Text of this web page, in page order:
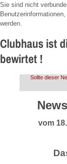
Sie sind nicht
werden.
Clubhaus ist
bewirtet !